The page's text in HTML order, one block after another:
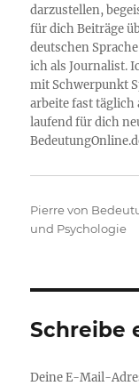
darzustellen,
für dich Beiträge
deutschen
ich als Journalist.
mit Schwerpunkt
arbeite fast täglich
laufend für dich
Autor
Pierre von
und Psychologie
Schreibe
Deine E-Mail-